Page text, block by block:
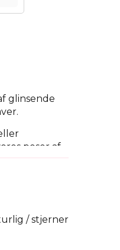
glinsende
poser af,
emballage